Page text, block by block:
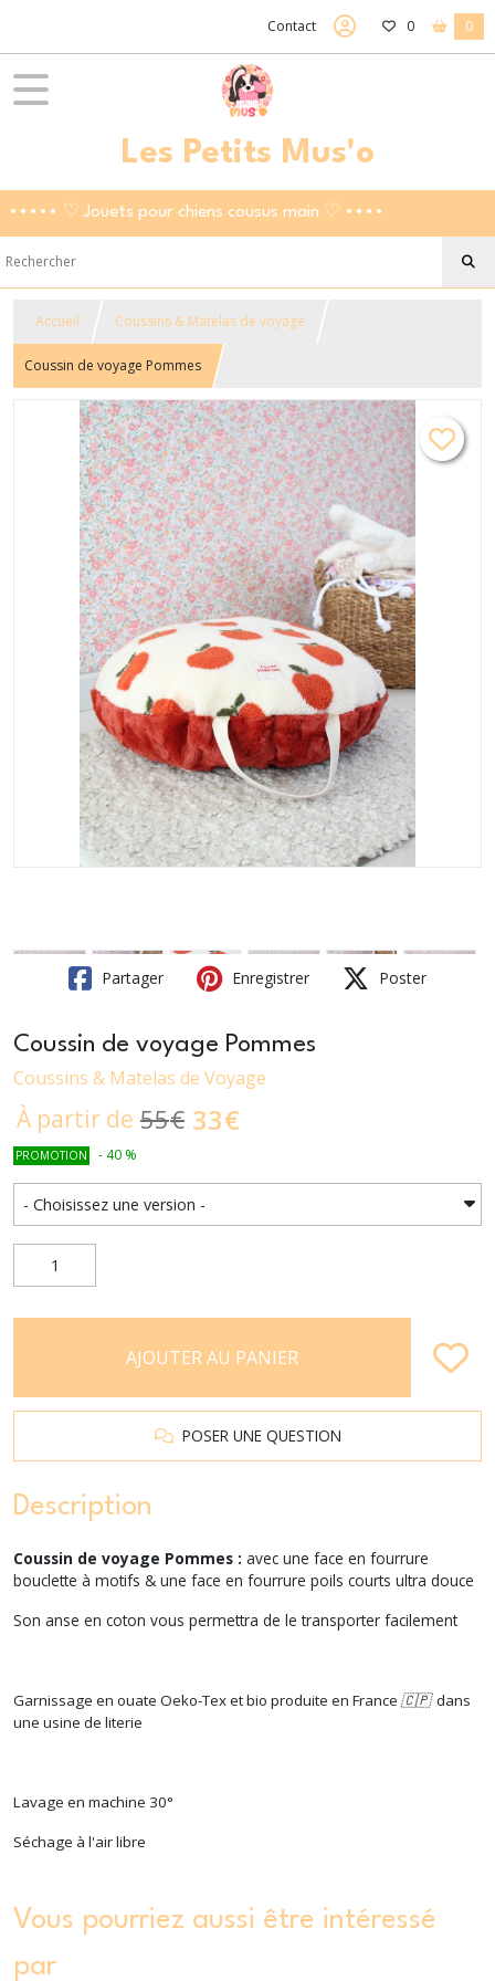
Contact 0 0
Les Petits Mus'o
••••• ♡ Jouets pour chiens cousus main ♡ ••••
Accueil Coussins & Matelas de voyage
Coussin de voyage Pommes
Partager Enregistrer Poster
Coussin de voyage Pommes
Coussins & Matelas de Voyage
À partir de 55€ 33€
PROMOTION - 40 %
AJOUTER AU PANIER
POSER UNE QUESTION
Description
Coussin de voyage Pommes : avec une face en fourrure
bouclette à motifs & une face en fourrure poils courts ultra douce
Son anse en coton vous permettra de le transporter facilement
Garnissage en ouate Oeko-Tex et bio produite en France 🇨🇵 dans
une usine de literie
Lavage en machine 30°
Séchage à l'air libre
Vous pourriez aussi être intéressé
par